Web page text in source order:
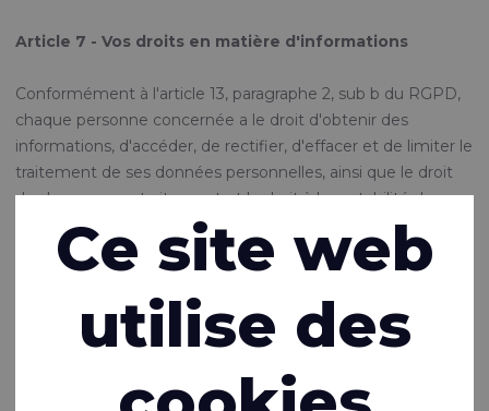
Article 7 - Vos droits en matière d'informations
Conformément à l'article 13, paragraphe 2, sub b du RGPD,
chaque personne concernée a le droit d'obtenir des
informations, d'accéder, de rectifier, d'effacer et de limiter le
traitement de ses données personnelles, ainsi que le droit
de s'opposer au traitement et le droit à la portabilité des
données.
Vous pouvez exercer ces droits en nous contactant à
finance@rivertex.nl
.
Chaque demande doit être accompagnée d'une copie
d'une pièce d'identité en cours de validité, sur laquelle vous
nous pouvons vous contacter.
Ce site web
utilise des